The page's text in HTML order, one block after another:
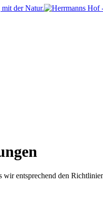
wir entsprechend den